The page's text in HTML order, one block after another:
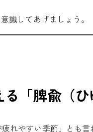
識してあげましょう。
「脾兪（ひ
れやすい季節」とも言